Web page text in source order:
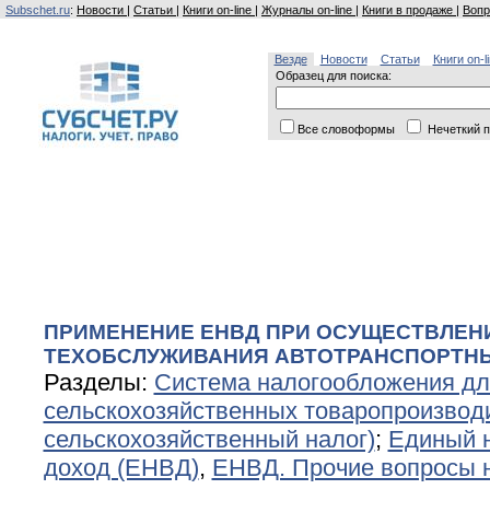
Subschet.ru: Новости | Статьи | Книги on-line | Журналы on-line | Книги в продаже |
Везде Новости Статьи
Книги on-
Образец для поиска:
Все словоформы Нечеткий
ПРИМЕНЕНИЕ ЕНВД ПРИ
ТЕХОБСЛУЖИВАНИЯ
Разделы: Система налогообложения
сельскохозяйственных
сельскохозяйственный налог); Единый
доход (ЕНВД), ЕНВД. Прочие вопросы